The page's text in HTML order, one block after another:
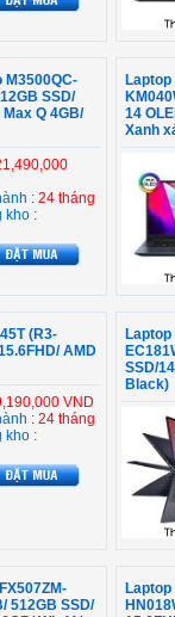
M3500QC-
SSD/
Max Q 4GB/
: 24 tháng
kho :
14
Xanh
(R3-
AMD
VND
: 24 tháng
kho :
SSD/
Black)
512GB SSD/
Laptop